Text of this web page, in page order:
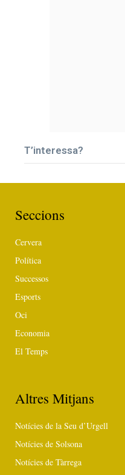
T’interessa?
Seccions
Cervera
Política
Successos
Esports
Oci
Economia
El Temps
Altres Mitjans
Notícies de la Seu d’Urgell
Notícies de Solsona
Notícies de Tàrrega